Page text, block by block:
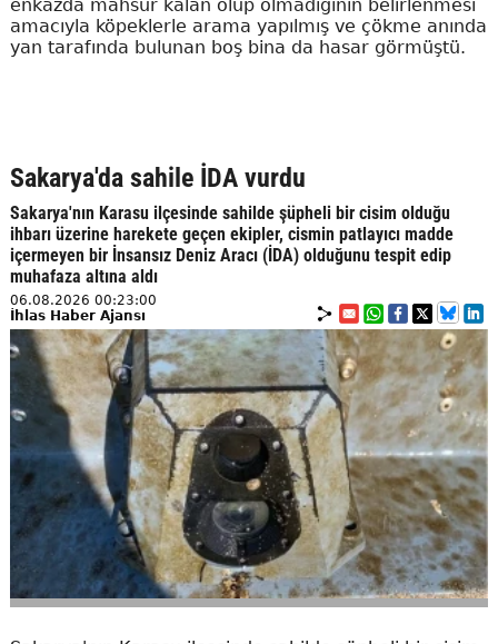
enkazda mahsur kalan olup olmadığının belirlenmesi
amacıyla köpeklerle arama yapılmış ve çökme anında
yan tarafında bulunan boş bina da hasar görmüştü.
Sakarya'da sahile İDA vurdu
Sakarya'nın Karasu ilçesinde sahilde şüpheli bir cisim olduğu
ihbarı üzerine harekete geçen ekipler, cismin patlayıcı madde
içermeyen bir İnsansız Deniz Aracı (İDA) olduğunu tespit edip
muhafaza altına aldı
06.08.2026 00:23:00
İhlas Haber Ajansı